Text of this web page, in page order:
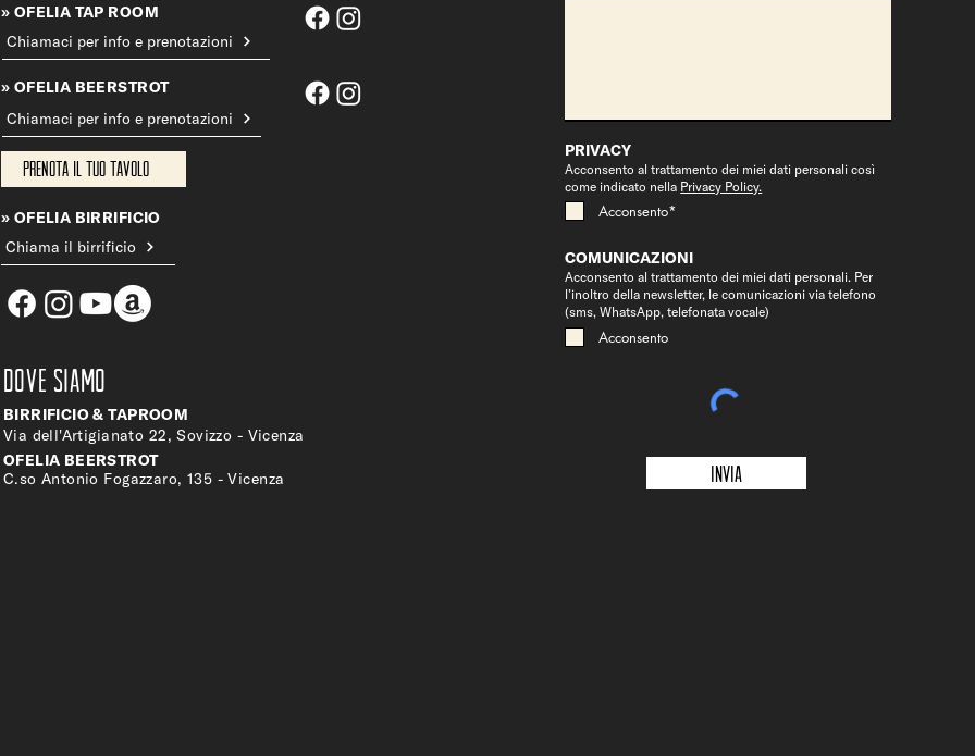
» OFELIA TAP ROOM
Chiamaci per info e prenotazioni
» OFELIA BEERSTROT
Chiamaci per info e prenotazioni
Prenota il tuo tavolo
» OFELIA BIRRIFICIO
Chiama il birrificio
DOVE SIAMO
BIRRIFICIO & TAPROOM
Via dell'Artigianato 22, Sovizzo - Vicenza
OFELIA BEERSTROT
C.so Antonio Fogazzaro, 135 - Vicenza
PRIVACY
Acconsento al trattamento dei miei dati personali così
come indicato nella Privacy Policy.
Acconsento*
COMUNICAZIONI
Acconsento al trattamento dei miei dati personali. Per
l’inoltro della newsletter, le comunicazioni via telefono
(sms, WhatsApp, telefonata vocale)
Acconsento
Invia